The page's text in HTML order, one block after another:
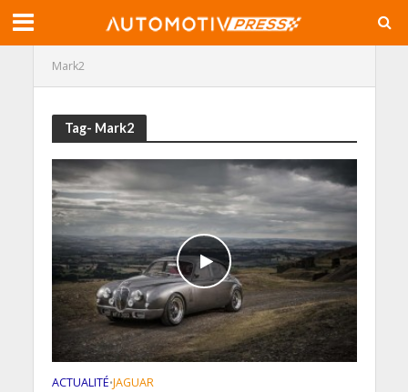
Mark2
Tag- Mark2
ACTUALITÉ•JAGUAR